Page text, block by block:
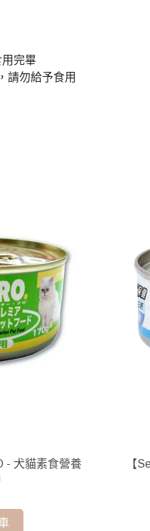
完畢
請勿給予食用
- 犬貓素食營養
【